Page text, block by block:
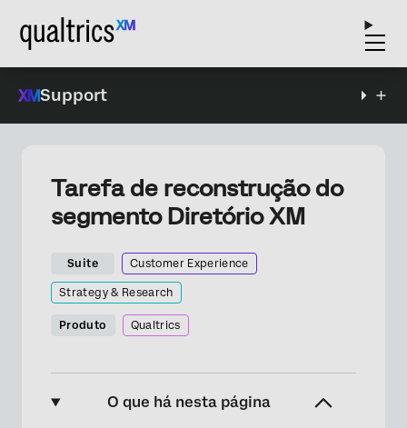
Support
Tarefa de reconstrução do
segmento Diretório XM
Suite Customer Experience
Strategy & Research
Produto Qualtrics
O que há nesta página